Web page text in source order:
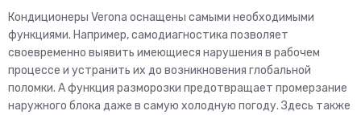
Кондиционеры Verona оснащены самыми необходимыми
функциями. Например, самодиагностика позволяет
своевременно выявить имеющиеся нарушения в рабочем
процессе и устранить их до возникновения глобальной
поломки. А функция разморозки предотвращает промерзание
наружного блока даже в самую холодную погоду. Здесь также